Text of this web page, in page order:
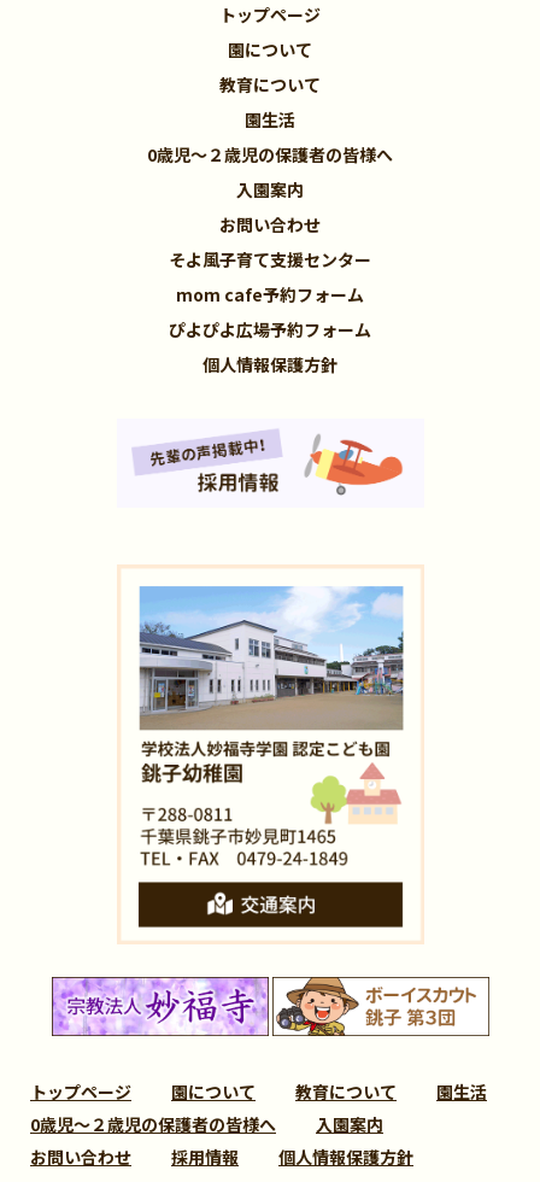
トップページ
園について
教育について
園生活
0歳児～２歳児の保護者の皆様へ
入園案内
お問い合わせ
そよ風子育て支援センター
mom cafe予約フォーム
ぴよぴよ広場予約フォーム
個人情報保護方針
トップページ 園について 教育について
園生活
0歳児～２歳児の保護者の皆様へ
入園案内
お問い合わせ
採用情報 個人情報保護方針